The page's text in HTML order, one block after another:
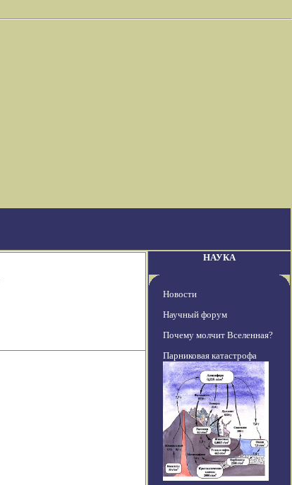
НАУКА
Новости
Научный форум
Почему молчит Вселенная?
Парниковая катастрофа